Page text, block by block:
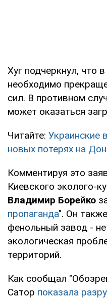
Хуг подчеркнул, что
необходимо
сил. В противном
может оказаться
Читайте: Украинские
новых потерях на
Комментируя это
Киевского эколого-
Владимир Борейко
пропаганда". Он
фенольный завод -
экологическая
территорий.
Как сообщал
Сатор показала